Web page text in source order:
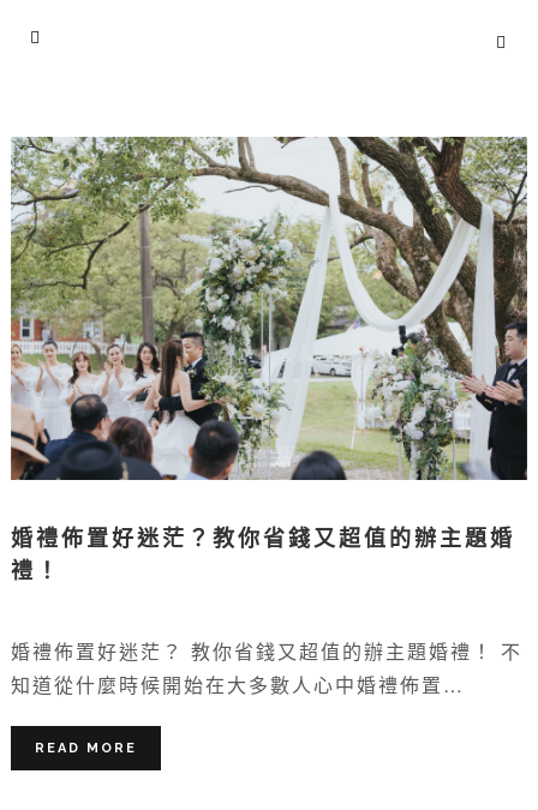
婚禮佈置好迷茫？教你省錢又超值的辦主題婚
禮！
婚禮佈置好迷茫？ 教你省錢又超值的辦主題婚禮！ 不
知道從什麼時候開始在大多數人心中婚禮佈置…
READ MORE